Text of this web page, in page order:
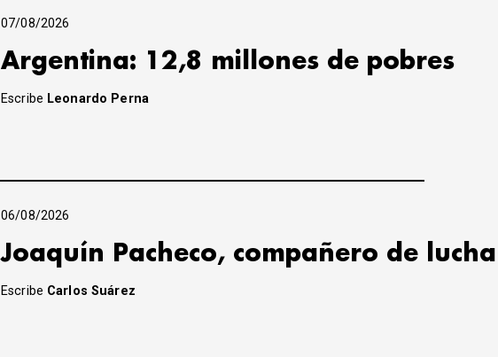
07/08/2026
Argentina: 12,8 millones de pobres
Escribe Leonardo Perna
06/08/2026
Joaquín Pacheco, compañero de lucha
Escribe Carlos Suárez